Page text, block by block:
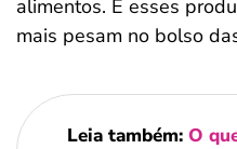
alimentos. E esses
mais pesam no bolso
Leia também: O